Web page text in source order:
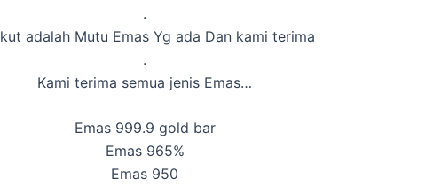
.
adalah Mutu Emas Yg ada Dan kami terima
.
Kami terima semua jenis Emas…
Emas 999.9 gold bar
Emas 965%
Emas 950